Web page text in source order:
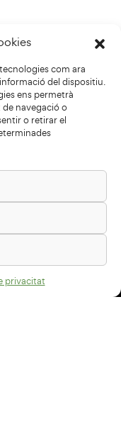
com ara
del dispositiu.
ens permetrà
navegació o
o retirar el
privacitat